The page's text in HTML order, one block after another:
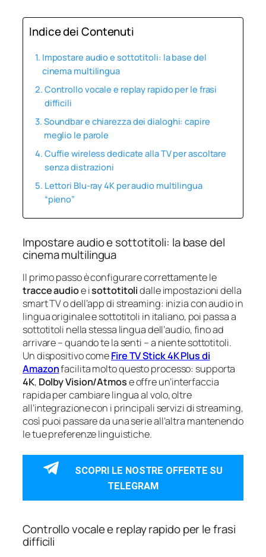
Indice dei Contenuti
Impostare audio e sottotitoli: la base del
cinema multilingua
Controllo vocale e replay rapido per le frasi
difficili
Soundbar e chiarezza dei dialoghi: capire
meglio le parole
Cuffie wireless dedicate alla TV per ascoltare
senza distrazioni
Lettori Blu‑ray 4K per audio multilingua
“pieno”
Impostare audio e sottotitoli: la base del
cinema multilingua
Il primo passo è configurare correttamente le
tracce audioe isottotitolidalle impostazioni della
smart TV o dell’app di streaming: inizia con audio in
lingua originale e sottotitoli in italiano, poi passa a
sottotitoli nella stessa lingua dell’audio, fino ad
arrivare – quando te la senti – a niente sottotitoli.
Un dispositivo comeFire TV Stick 4K Plus di
Amazonfacilita molto questo processo: supporta
4K, Dolby Vision/Atmose offre un’interfaccia
rapida per cambiare lingua al volo, oltre
all’integrazione con i principali servizi di streaming,
così puoi passare da una serie all’altra mantenendo
le tue preferenze linguistiche.
SCOPRI LE NOSTRE OFFERTE SU
TELEGRAM
Controllo vocale e replay rapido per le frasi
difficili